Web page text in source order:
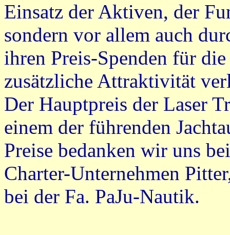
Einsatz der Aktiven, der
sondern vor allem auch
ihren Preis-Spenden für
zusätzliche Attraktivität
Der Hauptpreis der Laser
einem der führenden
Preise bedanken wir uns
Charter-Unternehmen
bei der Fa. PaJu-Nautik.